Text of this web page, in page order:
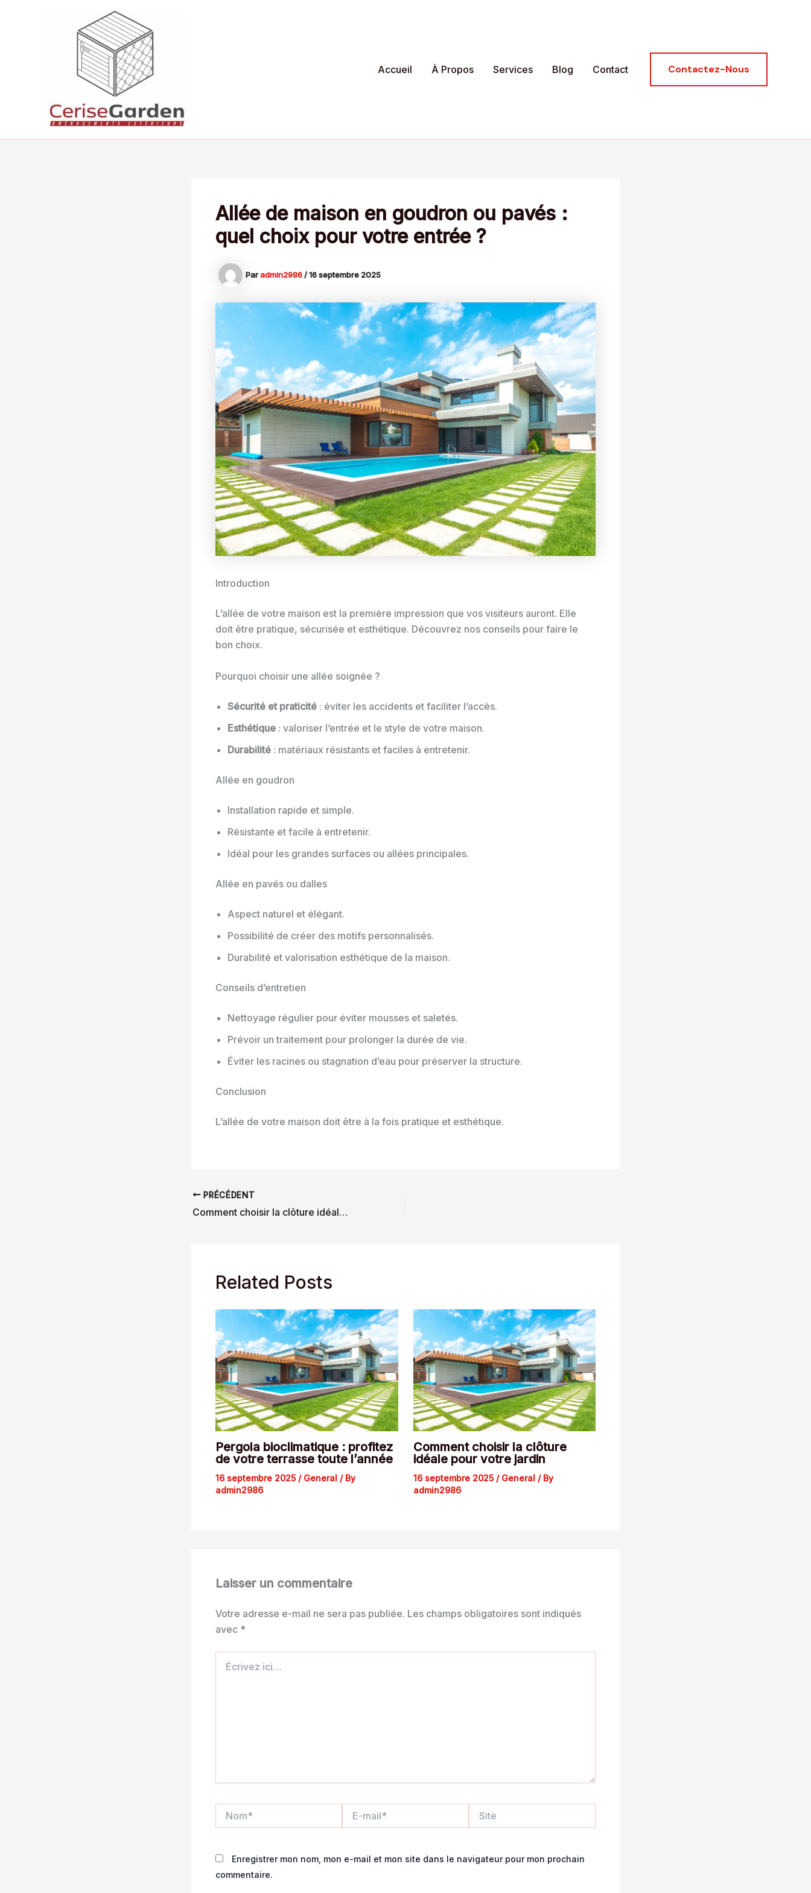
Accueil À Propos Services Blog Contact Contactez-Nous
Allée de maison en goudron ou pavés :
quel choix pour votre entrée ?
Paradmin2986/16 septembre 2025
Introduction
L’allée de votre maison est la première impression que vos visiteurs auront. Elle
doit être pratique, sécurisée et esthétique. Découvrez nos conseils pour faire le
bon choix.
Pourquoi choisir une allée soignée ?
Sécurité et praticité : éviter les accidents et faciliter l’accès.
Esthétique : valoriser l’entrée et le style de votre maison.
Durabilité : matériaux résistants et faciles à entretenir.
Allée en goudron
Installation rapide et simple.
Résistante et facile à entretenir.
Idéal pour les grandes surfaces ou allées principales.
Allée en pavés ou dalles
Aspect naturel et élégant.
Possibilité de créer des motifs personnalisés.
Durabilité et valorisation esthétique de la maison.
Conseils d’entretien
Nettoyage régulier pour éviter mousses et saletés.
Prévoir un traitement pour prolonger la durée de vie.
Éviter les racines ou stagnation d’eau pour préserver la structure.
Conclusion
L’allée de votre maison doit être à la fois pratique et esthétique.
PRÉCÉDENT
Comment choisir la clôture idéale pour votre jardin
Related Posts
Pergola bioclimatique : profitez
de votre terrasse toute l’année
16 septembre 2025 / General / By
admin2986
Comment choisir la clôture
idéale pour votre jardin
16 septembre 2025 / General / By
admin2986
Laisser un commentaire
Votre adresse e-mail ne sera pas publiée. Les champs obligatoires sont indiqués
avec *
ici…
mail*
Enregistrer mon nom, mon e-mail et mon site dans le navigateur pour mon prochain
commentaire.